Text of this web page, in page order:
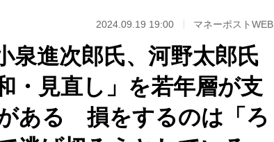
2024.09.19 19:00 マネーポストWEB
泉進次郎氏、河野太郎氏
・見直し」を若年層が支
ある 損をするのは「ろ